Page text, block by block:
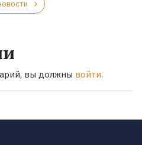
вы должны войти.